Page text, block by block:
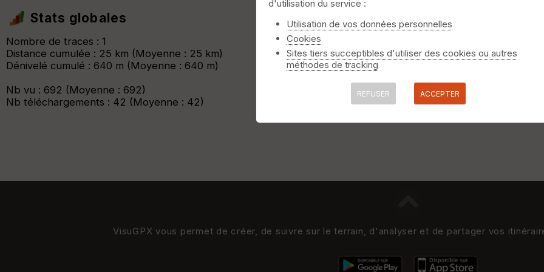
Afficher la cartodossier et sous-dossiers
Stats globales
Nombre de traces : 1
Distance cumulée : 25 km (Moyenne : 25 km)
Dénivelé cumulé : 640 m (Moyenne : 640 m)
Nb vu : 692 (Moyenne : 692)
Nb téléchargements : 42 (Moyenne : 42)
VisuGPX vous permet de créer, de suivre sur le terrain, d'analyser et de partager vos
d'utilisation du service :
Utilisation de vos données personnelles
Cookies
Sites tiers succeptibles d'utiliser des cookies ou autres
méthodes de tracking
REFUSER ACCEPTER